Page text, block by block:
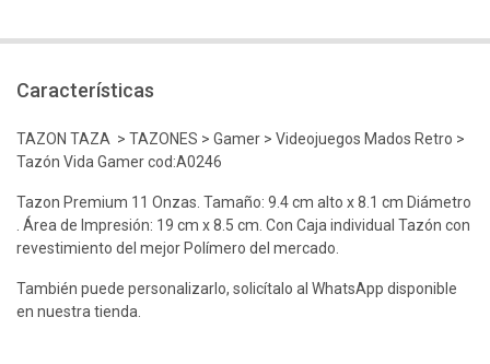
Características
TAZON TAZA > TAZONES > Gamer > Videojuegos Mados Retro >
Tazón Vida Gamer cod:A0246
Tazon Premium 11 Onzas. Tamaño: 9.4 cm alto x 8.1 cm Diámetro
. Área de Impresión: 19 cm x 8.5 cm. Con Caja individual Tazón con
revestimiento del mejor Polímero del mercado.
También puede personalizarlo, solicítalo al WhatsApp disponible
en nuestra tienda.